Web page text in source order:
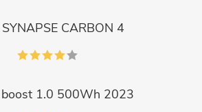
CARBON 4
boost 1.0 500Wh 2023